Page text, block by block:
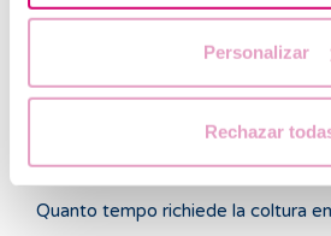
Personalizar
Rechazar
trattamento di fertilità?
7. Tecniche di laboratorio
Come si classificano gli embrioni?
Quanto tempo richiede la coltura